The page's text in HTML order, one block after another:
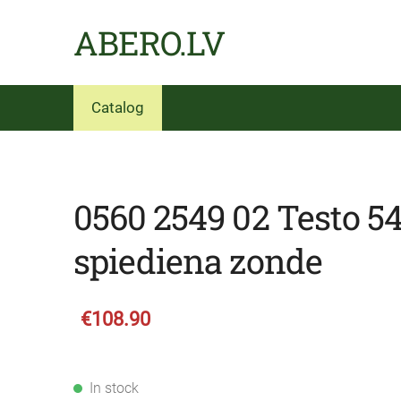
ABERO.LV
Catalog
0560 2549 02 Testo
spiediena zonde
€108.90
In stock